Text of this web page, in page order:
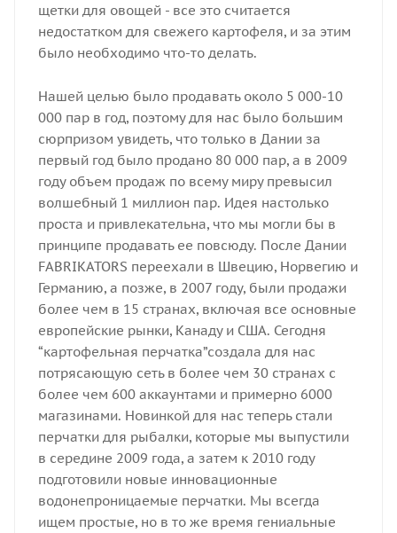
щетки для овощей - все это считается
недостатком для свежего картофеля, и за этим
было необходимо что-то делать.
Нашей целью было продавать около 5 000-10
000 пар в год, поэтому для нас было большим
сюрпризом увидеть, что только в Дании за
первый год было продано 80 000 пар, а в 2009
году объем продаж по всему миру превысил
волшебный 1 миллион пар. Идея настолько
проста и привлекательна, что мы могли бы в
принципе продавать ее повсюду. После Дании
FABRIKATORS переехали в Швецию, Норвегию и
Германию, а позже, в 2007 году, были продажи
более чем в 15 странах, включая все основные
европейские рынки, Канаду и США. Сегодня
“картофельная перчатка”создала для нас
потрясающую сеть в более чем 30 странах с
более чем 600 аккаунтами и примерно 6000
магазинами. Новинкой для нас теперь стали
перчатки для рыбалки, которые мы выпустили
в середине 2009 года, а затем к 2010 году
подготовили новые инновационные
водонепроницаемые перчатки. Мы всегда
ищем простые, но в то же время гениальные